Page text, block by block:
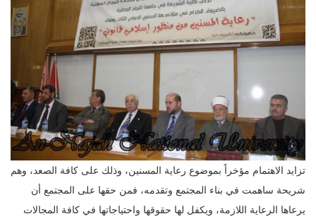
تزايد الاهتمام مؤخراً بموضوع رعاية المسنين، وذلك على كافة الصعد، وهم
شريحة ساهمت في بناء ‏المجتمع وتقدمه، فمن حقها على المجتمع أن
يرعاها الرعاية اللازمة، ويكفل لها حقوقها واحتياجاتها في ‏كافة المجالات